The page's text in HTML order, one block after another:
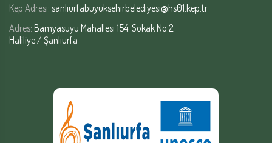
Kep Adresi: sanliurfabuyuksehirbelediyesi@hs01.kep.tr
Adres: Bamyasuyu Mahallesi 154. Sokak No:2
Haliliye / Şanlıurfa